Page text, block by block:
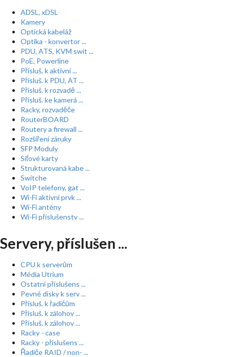
ADSL, xDSL
Kamery
Optická kabeláž
Optika - konvertor ...
PDU, ATS, KVM swit ...
PoE, Powerline
Přísluš. k aktivní ...
Přísluš. k PDU, AT ...
Přísluš. k rozvadě ...
Přísluš. ke kamerá ...
Racky, rozvaděče
RouterBOARD
Routery a firewall ...
Rozšíření záruky
SFP Moduly
Síťové karty
Strukturovaná kabe ...
Switche
VoIP telefony, gat ...
Wi-Fi aktivní prvk ...
Wi-Fi antény
Wi-Fi příslušenstv ...
Servery, příslušen ...
CPU k serverům
Média Utrium
Ostatní příslušens ...
Pevné disky k serv ...
Přísluš. k řadičům
Přísluš. k zálohov ...
Přísluš. k zálohov ...
Racky - case
Racky - příslušens ...
Řadiče RAID / non- ...